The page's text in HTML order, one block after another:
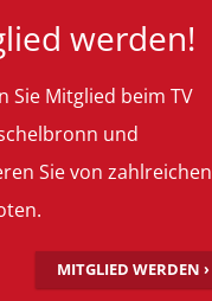
werden!
Sie Mitglied beim TV
und
Sie von zahlreichen
MITGLIED WERDEN ›